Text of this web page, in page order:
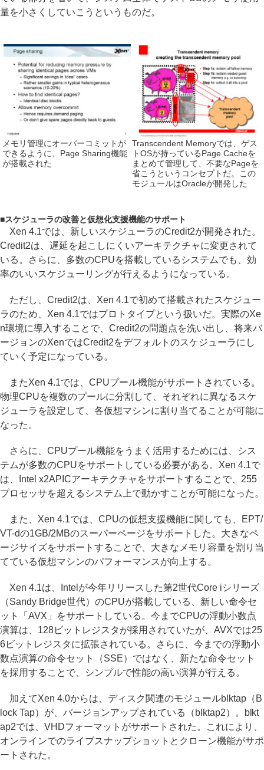
量を小さくしていこうというものだ。
メモリ管理にオーバーコミットが
できるように、Page Sharing機能
が搭載された
Transcendent Memoryでは、ゲス
トOSが持っているPage Cacheを
まとめて管理して、不要なPageを
省こうというコンセプトだ。この
モジュールはOracleが開発した
■スケジューラの改善と仮想化支援機能のサポート
Xen 4.1では、新しいスケジューラのCredit2が開発された。
Credit2は、遅延を起こしにくいアーキテクチャに変更されて
いる。さらに、多数のCPUを搭載しているシステムでも、効
率のいいスケジューリングが行えるようになっている。
ただし、Credit2は、Xen 4.1で初めて搭載されたスケジュー
ラのため、Xen 4.1ではプロトタイプという扱いだ。実際のXe
n環境に導入することで、Credit2の問題点を洗い出し、将来バ
ージョンのXenではCredit2をデフォルトのスケジューラにし
ていく予定になっている。
またXen 4.1では、CPUプール機能がサポートされている。
物理CPUを複数のプールに分割して、それぞれに異なるスケ
ジューラを設定して、各仮想マシンに割り当てることが可能に
なった。
さらに、CPUプール機能をうまく活用するためには、シス
テムが多数のCPUをサポートしている必要がある。Xen 4.1で
は、Intel x2APICアーキテクチャをサポートすることで、255
プロセッサを超えるシステム上で動かすことが可能になった。
また、Xen 4.1では、CPUの仮想支援機能に関しても、EPT/
VT-dの1GB/2MBのスーパーページをサポートした。大きなペ
ージサイズをサポートすることで、大きなメモリ容量を割り当
てている仮想マシンのパフォーマンスが向上する。
Xen 4.1は、Intelが今年リリースした第2世代Core iシリーズ
（Sandy Bridge世代）のCPUが搭載している、新しい命令セ
ット「AVX」をサポートしている。今までCPUの浮動小数点
演算は、128ビットレジスタが採用されていたが、AVXでは25
6ビットレジスタに拡張されている。さらに、今までの浮動小
数点演算の命令セット（SSE）ではなく、新たな命令セット
を採用することで、シンプルで性能の高い演算が行える。
加えてXen 4.0からは、ディスク関連のモジュールblktap（B
lock Tap）が、バージョンアップされている（blktap2）。blkt
ap2では、VHDフォーマットがサポートされた。これにより、
オンラインでのライブスナップショットとクローン機能がサポ
ートされた。